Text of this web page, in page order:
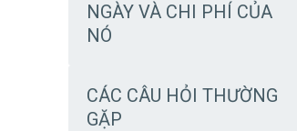
NGÀY VÀ CHI PHÍ CỦA
NÓ
CÁC CÂU HỎI THƯỜNG
GẶP